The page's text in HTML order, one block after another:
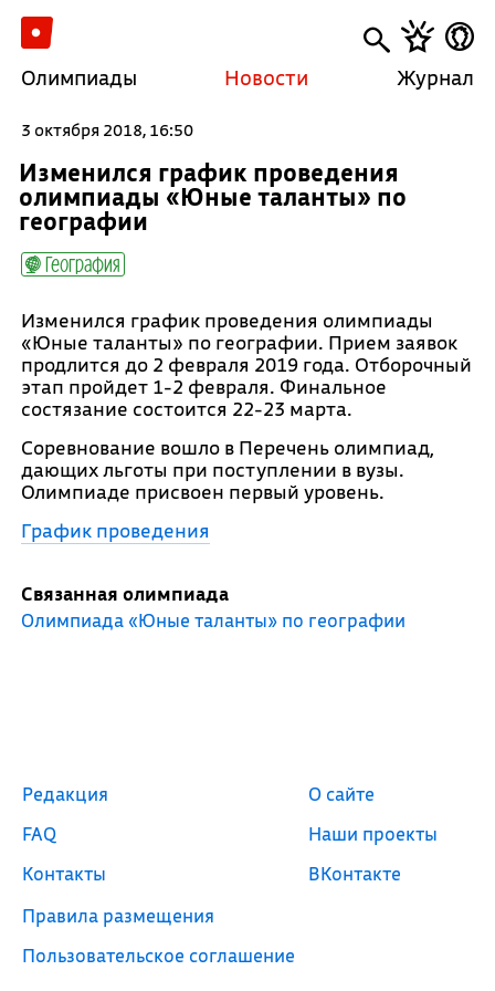
Олимпиады Новости Журнал
3 октября 2018, 16:50
Изменился график проведения
олимпиады «Юные таланты» по
географии
География
Изменился график проведения олимпиады
«Юные таланты» по географии. Прием заявок
продлится до 2 февраля 2019 года. Отборочный
этап пройдет 1-2 февраля. Финальное
состязание состоится 22-23 марта.
Соревнование вошло в Перечень олимпиад,
дающих льготы при поступлении в вузы.
Олимпиаде присвоен первый уровень.
График проведения
Связанная олимпиада
Олимпиада «Юные таланты» по географии
Редакция
FAQ
Контакты
Правила размещения
Пользовательское соглашение
О сайте
Наши проекты
ВКонтакте